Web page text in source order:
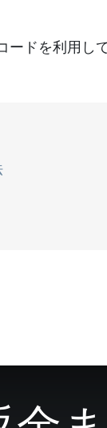
ードを利用し